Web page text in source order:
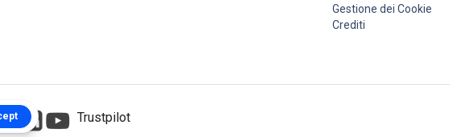
Gestione dei Cookie
Crediti
Trustpilot